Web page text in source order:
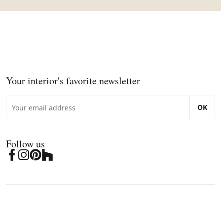
Your interior's favorite newsletter
OK
Follow us